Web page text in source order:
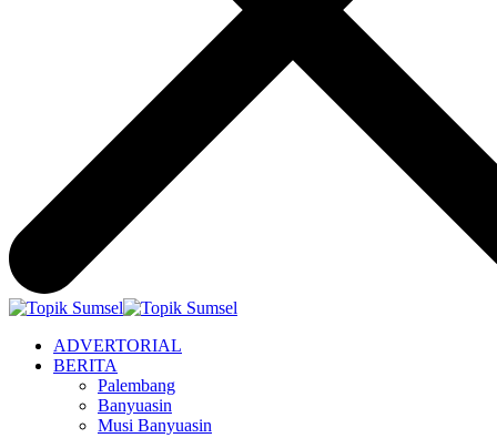
ADVERTORIAL
BERITA
Palembang
Banyuasin
Musi Banyuasin